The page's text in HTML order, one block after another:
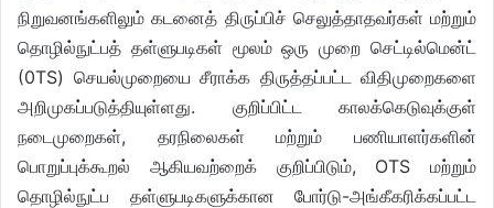
நிறுவனங்களிலும் கடனைத் திருப்பிச் செலுத்தாதவர்கள் மற்றும்
தொழில்நுட்பத் தள்ளுபடிகள் மூலம் ஒரு முறை செட்டில்மென்ட்
(0TS) செயல்முறையை சீராக்க திருத்தப்பட்ட விதிமுறைகளை
அறிமுகப்படுத்தியுள்ளது. குறிப்பிட்ட காலக்கெடுவுக்குள்
நடைமுறைகள், தரநிலைகள் மற்றும் பணியாளர்களின்
பொறுப்புக்கூறல் ஆகியவற்றைக் குறிப்பிடும், OTS மற்றும்
தொழில்நுட்ப தள்ளுபடிகளுக்கான போர்டு-அங்கீகரிக்கப்பட்ட